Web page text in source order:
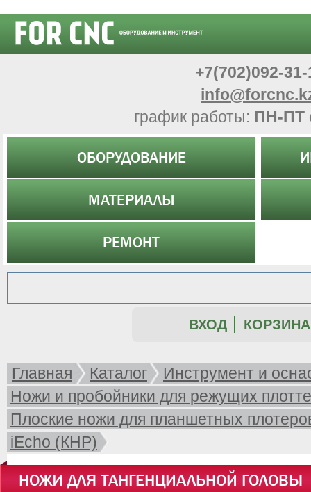
+7(702)092-31-
график работы: ПН-ПТ
ОБОРУДОВАНИЕ
МАТЕРИАЛЫ
РЕМОНТ
ВХОД КОРЗИНА
Главная Каталог
Инструмент и
Ножи и пробойники для режущих
Плоские ножи для планшетных
пр.
iEcho (КНР)
НОЖИ ДЛЯ ТАНГЕНЦИАЛЬНОЙ ГОЛОВЫ